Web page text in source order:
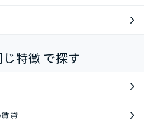
特徴 で探す
貸